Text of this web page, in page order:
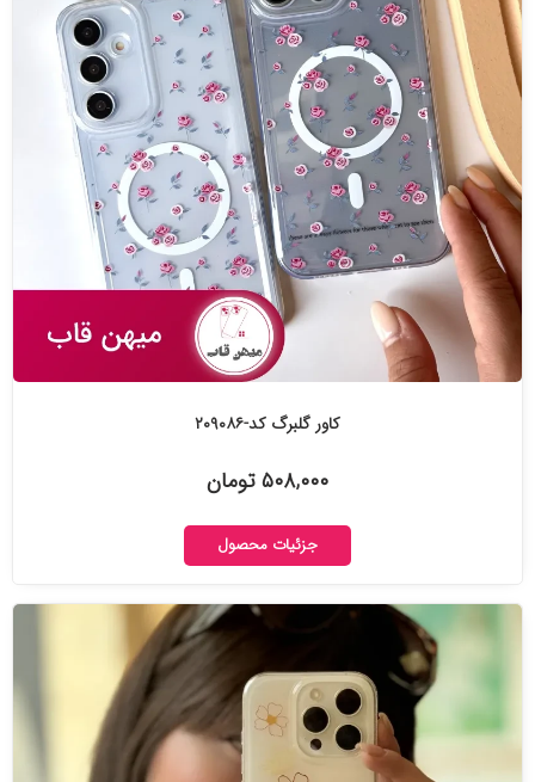
کاور گلبرگ کد-۲۰۹۰۸۶
۵۰۸,۰۰۰ تومان
جزئیات محصول